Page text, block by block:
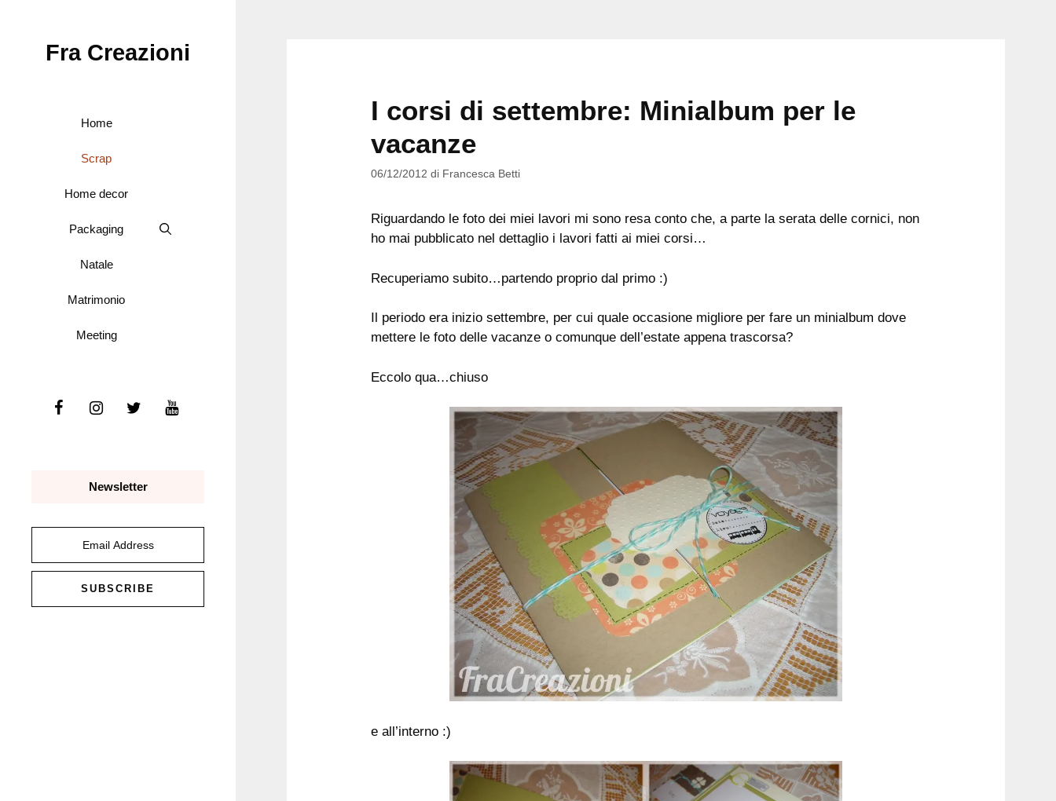
Fra Creazioni
Home
Scrap
Home decor
Packaging
Natale
Matrimonio
Meeting
Newsletter
I corsi di settembre: Minialbum per le
vacanze
06/12/2012 di Francesca Betti
Riguardando le foto dei miei lavori mi sono resa conto che, a parte la serata delle cornici, non
ho mai pubblicato nel dettaglio i lavori fatti ai miei corsi…
Recuperiamo subito…partendo proprio dal primo :)
Il periodo era inizio settembre, per cui quale occasione migliore per fare un minialbum dove
mettere le foto delle vacanze o comunque dell’estate appena trascorsa?
Eccolo qua…chiuso
e all’interno :)